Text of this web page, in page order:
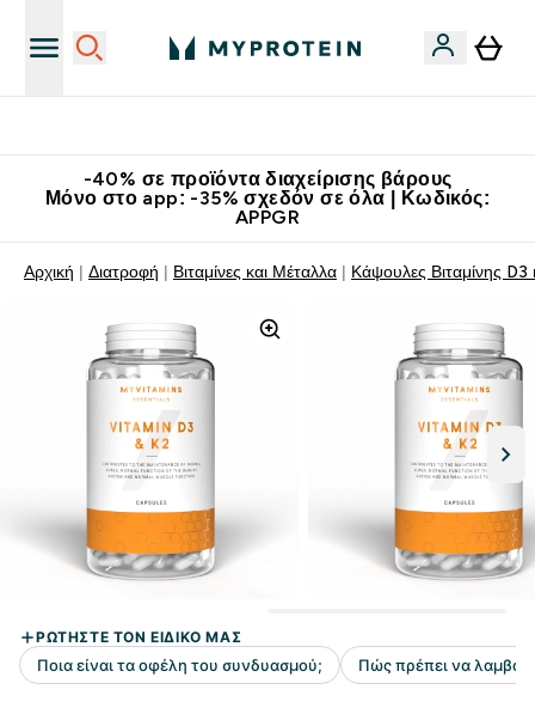
-40% σε προϊόντα διαχείρισης βάρους
Μόνο στο app: -35% σχεδόν σε όλα | Κωδικός:
APPGR
Αρχική Διατροφή Βιταμίνες και Μέταλλα Κάψουλες Βιταμίνης D3